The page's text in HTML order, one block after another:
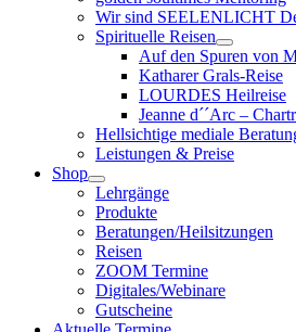
Wir sind SEELENLICHT
Spirituelle Reisen
Auf den Spuren von
Katharer Grals-Reise
LOURDES Heilreise
Jeanne d´´Arc –
Hellsichtige mediale
Leistungen & Preise
Shop
Lehrgänge
Produkte
Beratungen/Heilsitzungen
Reisen
ZOOM Termine
Digitales/Webinare
Gutscheine